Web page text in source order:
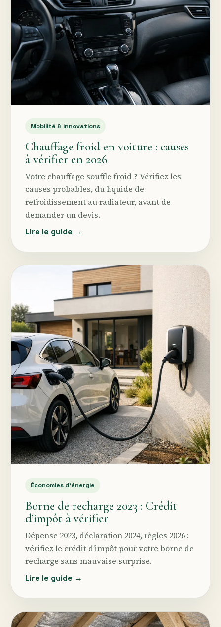
Mobilité & innovations
Chauffage froid en voiture : causes
à vérifier en 2026
Votre chauffage souffle froid ? Vérifiez les
causes probables, du liquide de
refroidissement au radiateur, avant de
demander un devis.
Lire le guide →
Économies d’énergie
Borne de recharge 2023 : Crédit
d’impôt à vérifier
Dépense 2023, déclaration 2024, règles 2026 :
vérifiez le crédit d’impôt pour votre borne de
recharge sans mauvaise surprise.
Lire le guide →